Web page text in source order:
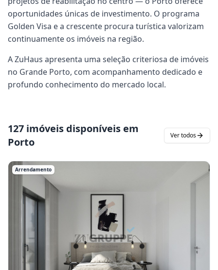
oportunidades únicas de investimento. O programa
Golden Visa e a crescente procura turística valorizam
continuamente os imóveis na região.
A ZuHaus apresenta uma seleção criteriosa de imóveis
no Grande Porto, com acompanhamento dedicado e
profundo conhecimento do mercado local.
127 imóveis disponíveis em
Porto
Ver todos
Arrendamento